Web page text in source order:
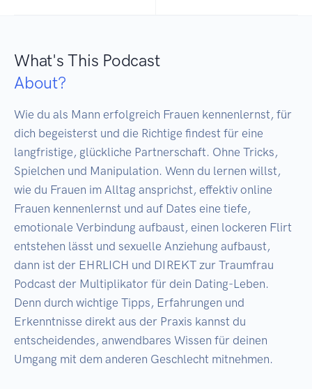
What's This Podcast
About?
Wie du als Mann erfolgreich Frauen kennenlernst, für
dich begeisterst und die Richtige findest für eine
langfristige, glückliche Partnerschaft. Ohne Tricks,
Spielchen und Manipulation. Wenn du lernen willst,
wie du Frauen im Alltag ansprichst, effektiv online
Frauen kennenlernst und auf Dates eine tiefe,
emotionale Verbindung aufbaust, einen lockeren Flirt
entstehen lässt und sexuelle Anziehung aufbaust,
dann ist der EHRLICH und DIREKT zur Traumfrau
Podcast der Multiplikator für dein Dating-Leben.
Denn durch wichtige Tipps, Erfahrungen und
Erkenntnisse direkt aus der Praxis kannst du
entscheidendes, anwendbares Wissen für deinen
Umgang mit dem anderen Geschlecht mitnehmen.